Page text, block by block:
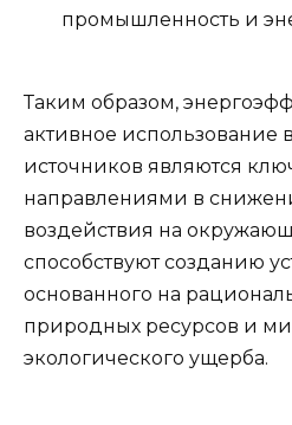
промышленность и
Таким образом,
активное использование
источников являются
направлениями в
воздействия на
способствуют созданию
основанного на
природных ресурсов и
экологического ущерба.